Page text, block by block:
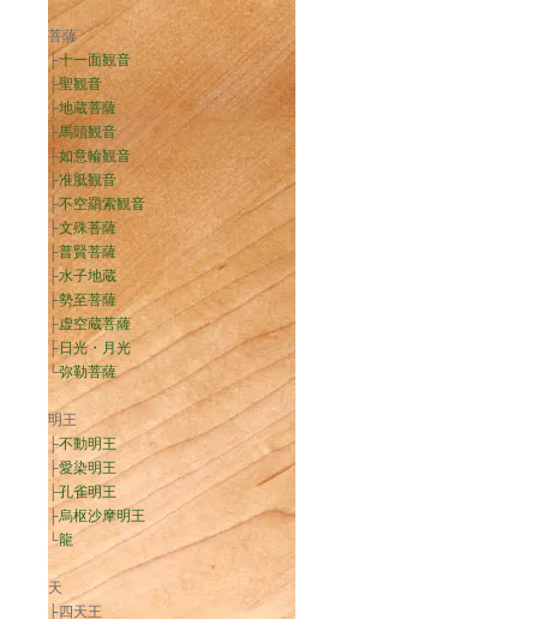
菩薩
├十一面観音
├聖観音
├地蔵菩薩
├馬頭観音
├如意輪観音
├准胝観音
├不空羂索観音
├文殊菩薩
├普賢菩薩
├水子地蔵
├勢至菩薩
├虚空蔵菩薩
├日光・月光
└弥勒菩薩
明王
├不動明王
├愛染明王
├孔雀明王
├烏枢沙摩明王
└龍
天
├四天王